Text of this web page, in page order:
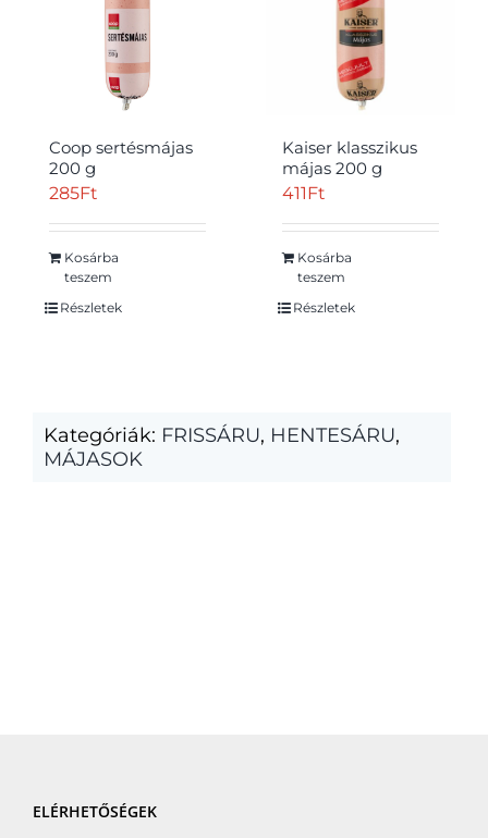
Coop sertésmájas
200 g
285Ft
Kosárba
teszem
Részletek
Kaiser klasszikus
májas 200 g
411Ft
Kosárba
teszem
Részletek
Kategóriák: FRISSÁRU, HENTESÁRU,
MÁJASOK
ELÉRHETŐSÉGEK